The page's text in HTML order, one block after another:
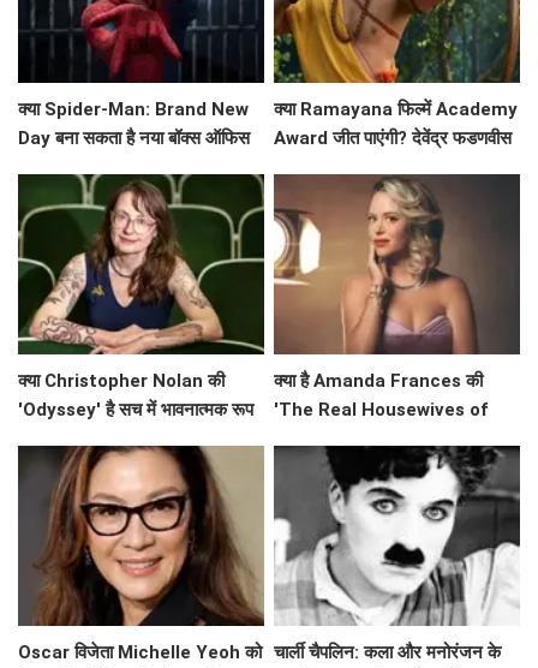
क्या Spider-Man: Brand New
Day बना सकता है नया बॉक्स ऑफिस
क्या Ramayana फिल्में Academy
Award जीत पाएंगी? देवेंद्र फडणवीस
क्या Christopher Nolan की
'Odyssey' है सच में भावनात्मक रूप
समीक्षा
क्या है Amanda Frances की
'The Real Housewives of
Oscar विजेता Michelle Yeoh को चार्ली चैपलिन: कला और मनोरंजन के